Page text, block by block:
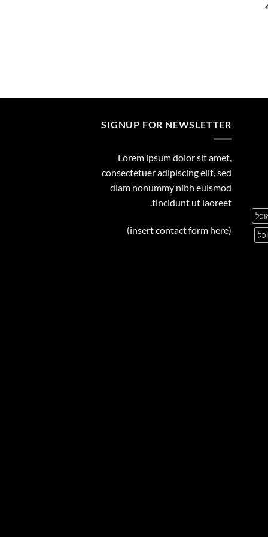
המחיר
SIGNUP FOR NEWSLETTER
Lorem ipsum dolor sit amet,
consectetuer adipiscing elit, sed
diam nonummy nibh euismod
tincidunt ut laoreet.
(insert contact form here)